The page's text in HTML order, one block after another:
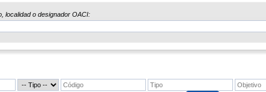
localidad o designador OACI: